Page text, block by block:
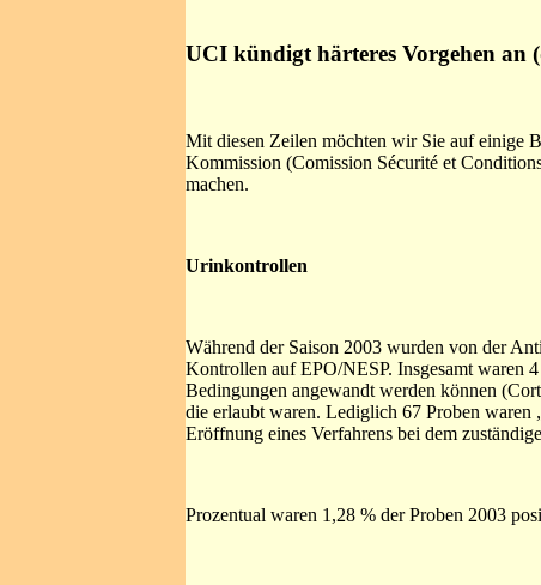
UCI kündigt härteres Vorgehen an
Mit diesen Zeilen möchten wir Sie auf einige
Kommission (Comission Sécurité et
machen.
Urinkontrollen
Während der Saison 2003 wurden von der
Kontrollen auf EPO/NESP. Insgesamt waren
Bedingungen angewandt werden können
die erlaubt waren. Lediglich 67 Proben waren
Eröffnung eines Verfahrens bei dem
Prozentual waren 1,28 % der Proben 2003